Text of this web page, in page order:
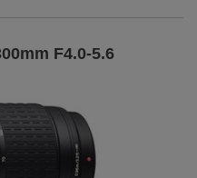
F4.0-5.6